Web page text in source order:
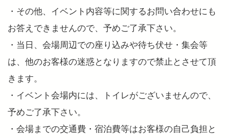
・その他、イベント内容等に関するお問い合わせにも
お答えできませんので、予めご了承下さい。
・当日、会場周辺での座り込みや待ち伏せ・集会等
は、他のお客様の迷惑となりますので禁止とさせて頂
きます。
・イベント会場内には、トイレがございませんので、
予めご了承下さい。
・会場までの交通費・宿泊費等はお客様の自己負担と